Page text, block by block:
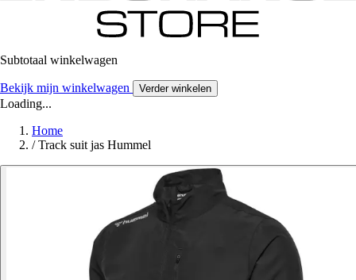
Subtotaal winkelwagen
Bekijk mijn winkelwagen Verder winkelen
Loading...
Home
/ Track suit jas Hummel